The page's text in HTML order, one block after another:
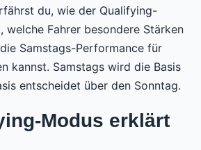
du, wie der Qualifying-
welche Fahrer besondere Stärken
Samstags-Performance für
kannst. Samstags wird die Basis
entscheidet über den Sonntag.
Modus erklärt